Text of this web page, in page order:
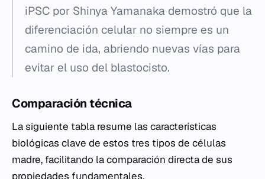
iPSC por Shinya Yamanaka demostró que la
diferenciación celular no siempre es un
camino de ida, abriendo nuevas vías para
evitar el uso del blastocisto.
Comparación técnica
La siguiente tabla resume las características
biológicas clave de estos tres tipos de células
madre, facilitando la comparación directa de sus
propiedades fundamentales.